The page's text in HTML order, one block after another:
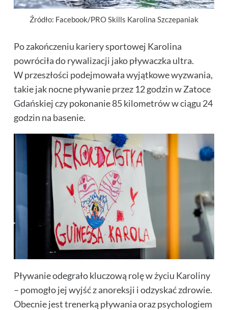
Źródło: Facebook/PRO Skills Karolina Szczepaniak
Po zakończeniu kariery sportowej Karolina
powróciła do rywalizacji jako pływaczka ultra.
W przeszłości podejmowała wyjątkowe wyzwania,
takie jak nocne pływanie przez 12 godzin w Zatoce
Gdańskiej czy pokonanie85 kilometróww ciągu 24
godzin na basenie.
Pływanie odegrało kluczową rolę w życiu Karoliny
– pomogło jej wyjść z anoreksji i odzyskać zdrowie.
Obecnie jest trenerką pływania oraz psychologiem